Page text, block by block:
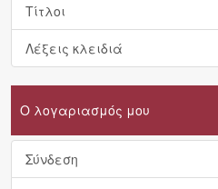
Τίτλοι
Λέξεις κλειδιά
Ο λογαριασμός μου
Σύνδεση